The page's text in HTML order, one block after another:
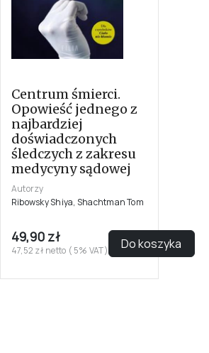
Centrum śmierci.
Opowieść jednego z
najbardziej
doświadczonych
śledczych z zakresu
medycyny sądowej
Autorzy
Ribowsky Shiya, Shachtman Tom
49,90 zł
47,52 zł netto ( 5% VAT) Do koszyka